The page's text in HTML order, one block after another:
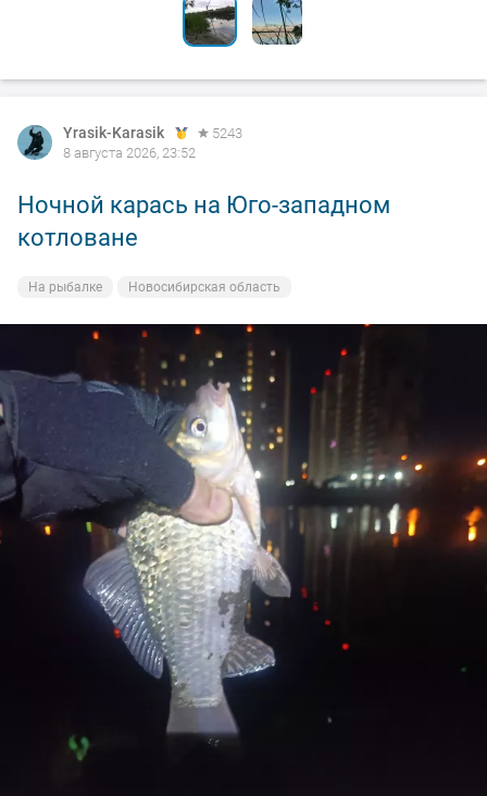
Yrasik-Karasik
5243
8 августа 2026, 23:52
Ночной карась на Юго-западном
котловане
На рыбалке Новосибирская область